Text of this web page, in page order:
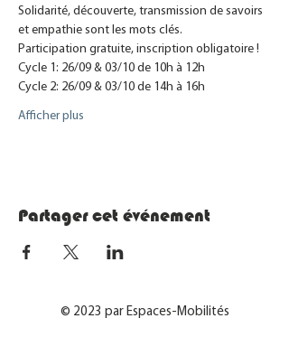
Solidarité, découverte, transmission de savoirs
et empathie sont les mots clés.
Participation gratuite, inscription obligatoire !
Cycle 1: 26/09 & 03/10 de 10h à 12h
Cycle 2: 26/09 & 03/10 de 14h à 16h
Afficher plus
Partager cet événement
© 2023 par Espaces-Mobilités